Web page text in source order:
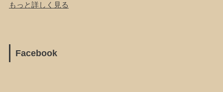
もっと詳しく見る
Facebook